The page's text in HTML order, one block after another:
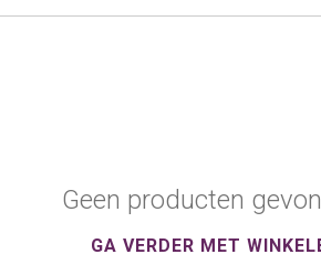
Geen producten
GA VERDER MET